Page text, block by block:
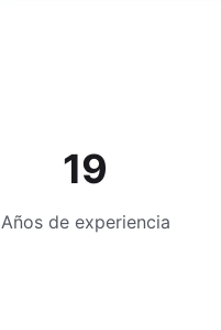
19
Años de experiencia